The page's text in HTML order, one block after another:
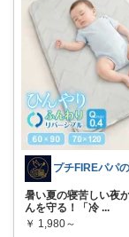
暑い夏の寝苦しい夜
んを守る！「冷 ...
￥ 1,980～